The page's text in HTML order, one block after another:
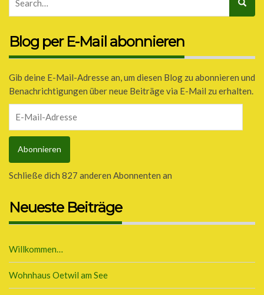
Blog per E-Mail abonnieren
Gib deine E-Mail-Adresse an, um diesen Blog zu abonnieren und
Benachrichtigungen über neue Beiträge via E-Mail zu erhalten.
Mail-
Adresse
Abonnieren
Schließe dich 827 anderen Abonnenten an
Neueste Beiträge
Willkommen…
Wohnhaus Oetwil am See